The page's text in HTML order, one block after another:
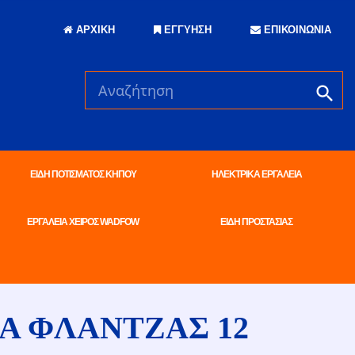
ΑΡΧΙΚΗ ΕΓΓΥΗΣΗ ΕΠΙΚΟΙΝΩΝΙΑ
ΕΙΔΗ ΠΟΤΙΣΜΑΤΟΣ ΚΗΠΟΥ ΗΛΕΚΤΡΙΚΑ ΕΡΓΑΛΕΙΑ
ΕΡΓΑΛΕΙΑ ΧΕΙΡΟΣ WADFOW ΕΙΔΗ ΠΡΟΣΤΑΣΙΑΣ
ΦΛΑΝΤΖΑΣ 12